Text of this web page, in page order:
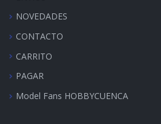
NOVEDADES
CONTACTO
CARRITO
PAGAR
Model Fans HOBBYCUENCA